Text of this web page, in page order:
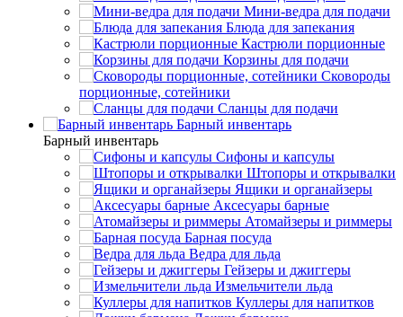
Мини-ведра для подачи
Блюда для запекания
Кастрюли порционные
Корзины для подачи
Сковороды
порционные, сотейники
Сланцы для подачи
Барный инвентарь
Барный инвентарь
Сифоны и капсулы
Штопоры и открывалки
Ящики и органайзеры
Аксесуары барные
Атомайзеры и риммеры
Барная посуда
Ведра для льда
Гейзеры и джиггеры
Измельчители льда
Куллеры для напитков